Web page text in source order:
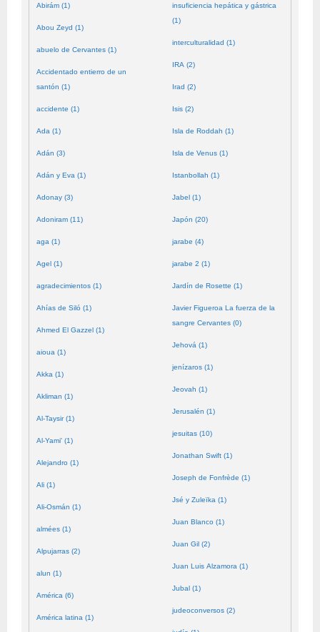
Abirám (1)
Abou Zeyd (1)
abuelo de Cervantes (1)
Accidentado entierro de un
santón (1)
accidente (1)
Ada (1)
Adán (3)
Adán y Eva (1)
Adonay (3)
Adoniram (11)
aga (1)
Agel (1)
agradecimientos (1)
Ahías de Siló (1)
Ahmed El Gazzel (1)
aioua (1)
Akka (1)
Akliman (1)
Al-Taysir (1)
Al-Yami' (1)
Alejandro (1)
Ali (1)
Ali-Osmán (1)
almées (1)
Alpujarras (2)
alun (1)
América (6)
América latina (1)
insuficiencia hepática y gástrica
(1)
interculturalidad (1)
IRA (2)
Irad (2)
Isis (2)
Isla de Roddah (1)
Isla de Venus (1)
Istanbollah (1)
Jabel (1)
Japón (20)
jarabe (4)
jarabe 2 (1)
Jardín de Rosette (1)
Javier Figueroa La fuerza de la
sangre Cervantes (0)
Jehová (1)
jenízaros (1)
Jeovah (1)
Jerusalén (1)
jesuitas (10)
Jonathan Swift (1)
Joseph de Fonfrède (1)
Jsé y Zuleïka (1)
Juan Blanco (1)
Juan Gil (2)
Juan Luis Alzamora (1)
Jubal (1)
judeoconversos (2)